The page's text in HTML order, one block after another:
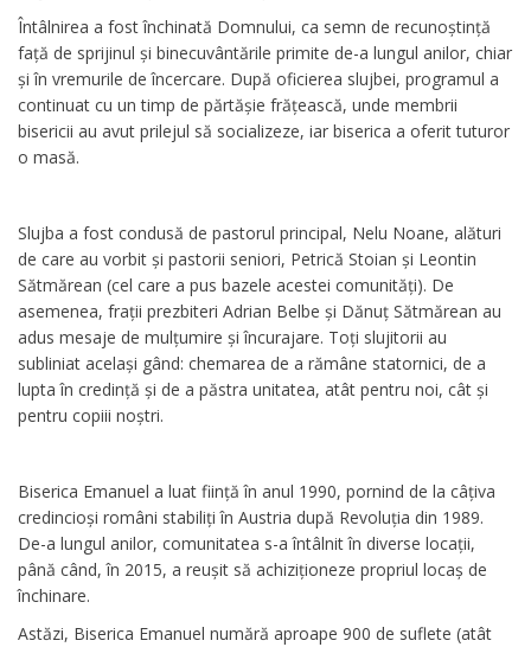
Întâlnirea a fost închinată Domnului, ca semn de recunoștință
față de sprijinul și binecuvântările primite de-a lungul anilor, chiar
și în vremurile de încercare. După oficierea slujbei, programul a
continuat cu un timp de părtășie frățească, unde membrii
bisericii au avut prilejul să socializeze, iar biserica a oferit tuturor
o masă.
Slujba a fost condusă de pastorul principal, Nelu Noane, alături
de care au vorbit și pastorii seniori, Petrică Stoian și Leontin
Sătmărean (cel care a pus bazele acestei comunități). De
asemenea, frații prezbiteri Adrian Belbe și Dănuț Sătmărean au
adus mesaje de mulțumire și încurajare. Toți slujitorii au
subliniat același gând: chemarea de a rămâne statornici, de a
lupta în credință și de a păstra unitatea, atât pentru noi, cât și
pentru copiii noștri.
Biserica Emanuel a luat ființă în anul 1990, pornind de la câțiva
credincioși români stabiliți în Austria după Revoluția din 1989.
De-a lungul anilor, comunitatea s-a întâlnit în diverse locații,
până când, în 2015, a reușit să achiziționeze propriul locaș de
închinare.
Astăzi, Biserica Emanuel numără aproape 900 de suflete (atât